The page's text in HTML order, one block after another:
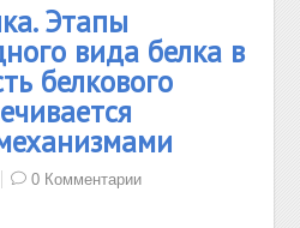
Этапы
вида белка в
белкового
0 Комментарии